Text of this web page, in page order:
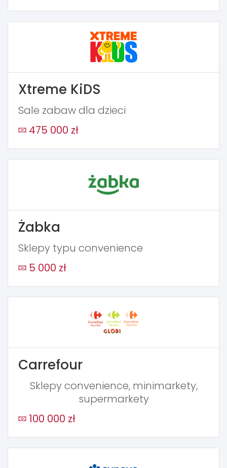
Xtreme KiDS
Sale zabaw dla dzieci
475 000 zł
Żabka
Sklepy typu convenience
5 000 zł
Carrefour
Sklepy convenience, minimarkety,
supermarkety
100 000 zł